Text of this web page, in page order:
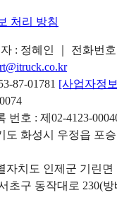
처리 방침
: 정혜인 ｜ 전화번호
87-01781 [사업자정
번호 : 제02-4123-
도 화성시 우정읍 포
치도 인제군 기린면
초구 동작대로 230(